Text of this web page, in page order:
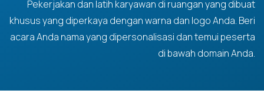
Pekerjakan dan latih karyawan di ruangan yang dibuat
khusus yang diperkaya dengan warna dan logo Anda. Beri
acara Anda nama yang dipersonalisasi dan temui peserta
di bawah domain Anda.